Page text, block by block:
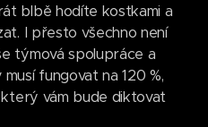
blbě hodíte kostkami a
I přesto všechno není
týmová spolupráce a
fungovat na 120 %,
vám bude diktovat